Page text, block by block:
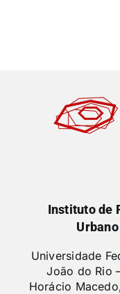
Instituto de
Universidade
João do Rio
Horácio